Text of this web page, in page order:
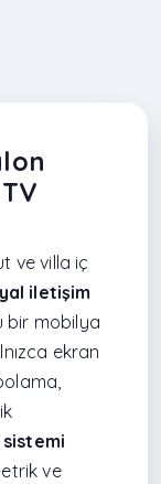
ve villa iç
iletişim
bir mobilya
ekran
ve